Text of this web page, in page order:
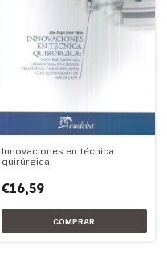
Innovaciones en técnica
quirúrgica
€16,59